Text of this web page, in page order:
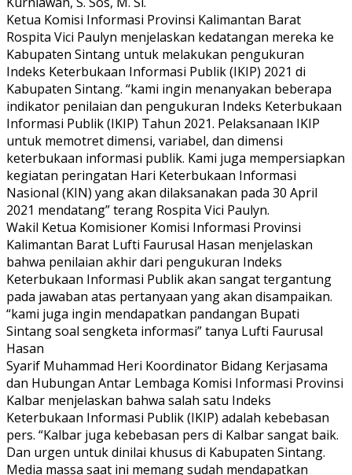
Ketua Komisi Informasi Provinsi Kalimantan Barat
Rospita Vici Paulyn menjelaskan kedatangan mereka ke
Kabupaten Sintang untuk melakukan pengukuran
Indeks Keterbukaan Informasi Publik (IKIP) 2021 di
Kabupaten Sintang. “kami ingin menanyakan beberapa
indikator penilaian dan pengukuran Indeks Keterbukaan
Informasi Publik (IKIP) Tahun 2021. Pelaksanaan IKIP
untuk memotret dimensi, variabel, dan dimensi
keterbukaan informasi publik. Kami juga mempersiapkan
kegiatan peringatan Hari Keterbukaan Informasi
Nasional (KIN) yang akan dilaksanakan pada 30 April
2021 mendatang” terang Rospita Vici Paulyn.
Wakil Ketua Komisioner Komisi Informasi Provinsi
Kalimantan Barat Lufti Faurusal Hasan menjelaskan
bahwa penilaian akhir dari pengukuran Indeks
Keterbukaan Informasi Publik akan sangat tergantung
pada jawaban atas pertanyaan yang akan disampaikan.
“kami juga ingin mendapatkan pandangan Bupati
Sintang soal sengketa informasi” tanya Lufti Faurusal
Hasan
Syarif Muhammad Heri Koordinator Bidang Kerjasama
dan Hubungan Antar Lembaga Komisi Informasi Provinsi
Kalbar menjelaskan bahwa salah satu Indeks
Keterbukaan Informasi Publik (IKIP) adalah kebebasan
pers. “Kalbar juga kebebasan pers di Kalbar sangat baik.
Dan urgen untuk dinilai khusus di Kabupaten Sintang.
Media massa saat ini memang sudah mendapatkan